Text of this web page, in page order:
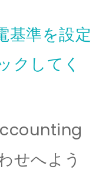
基準を設定
クしてく
せへよう